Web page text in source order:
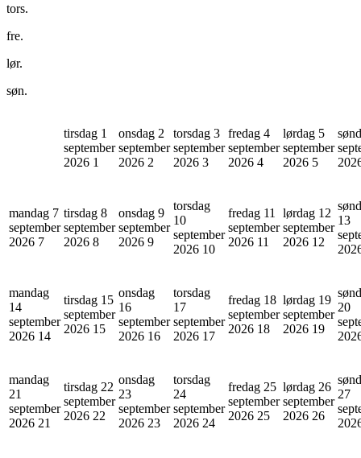
tors.
fre.
lør.
søn.
tirsdag 1
september
2026 1
onsdag 2
september
2026 2
torsdag 3
september
2026 3
fredag 4
september
2026 4
lørdag 5
september
2026 5
mandag 7
september
2026 7
tirsdag 8
september
2026 8
onsdag 9
september
2026 9
torsdag
10
september
2026 10
fredag 11
september
2026 11
lørdag 12
september
2026 12
13
mandag
14
september
2026 14
tirsdag 15
september
2026 15
onsdag
16
september
2026 16
torsdag
17
september
2026 17
fredag 18
september
2026 18
lørdag 19
september
2026 19
20
mandag
21
september
2026 21
tirsdag 22
september
2026 22
onsdag
23
september
2026 23
torsdag
24
september
2026 24
fredag 25
september
2026 25
lørdag 26
september
2026 26
27